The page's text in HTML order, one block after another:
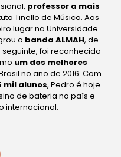
professor a mais
Tinello de Música. Aos
lugar na Universidade
a banda ALMAH, de
seguinte, foi reconhecido
um dos melhores
no ano de 2016. Com
mil alunos, Pedro é hoje
de bateria no país e
internacional.